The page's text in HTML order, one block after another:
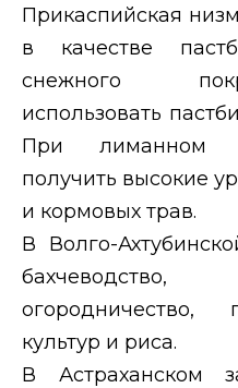
Прикаспийская
в качестве
снежного
использовать
При лиманном
получить высокие
и кормовых трав.
В Волго-
огородничество,
культур и риса.
В Астраханском